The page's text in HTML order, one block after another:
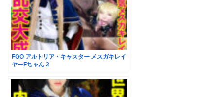
FGO アルトリア・キャスター メスガキレイ
ヤーFちゃん 2